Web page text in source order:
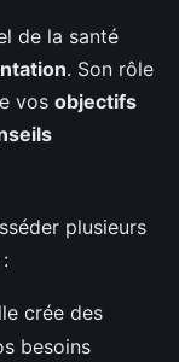
de la santé
. Son rôle
vos objectifs
plusieurs
crée des
besoins